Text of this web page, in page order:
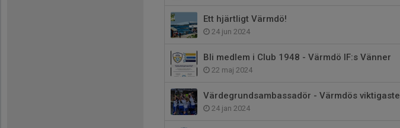
Ett hjärtligt Värmdö!
24 jun 2024
Bli medlem i Club 1948 - Värmdö IF:s Vänner
22 maj 2024
Värdegrundsambassadör - Värmdös viktigaste
24 jan 2024